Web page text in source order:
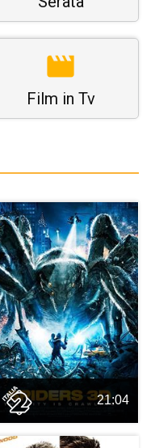
Film in Tv
21:04